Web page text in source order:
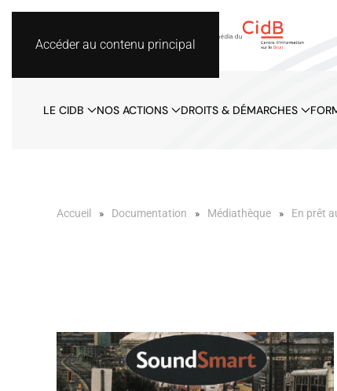
Accéder au contenu principal
LE CIDB NOS ACTIONS DROITS & DÉMARCHES
Accueil Documentation Médiathèque En prêt